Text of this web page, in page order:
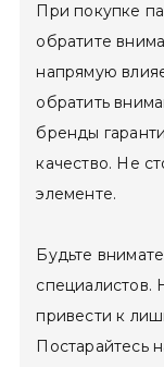
При покупке
обратите
напрямую
обратить
бренды
качество. Не
элементе.
Будьте
привести к
Постарайтесь